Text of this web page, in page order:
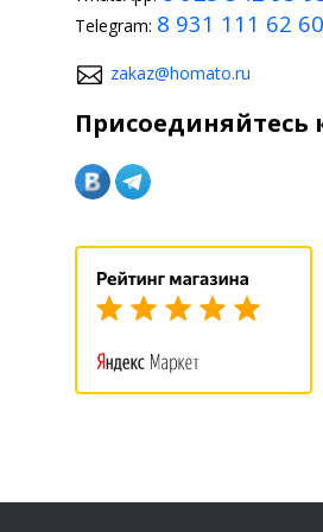
Telegram: 8 931 111 62 60
zakaz@homato.ru
Присоединяйтесь